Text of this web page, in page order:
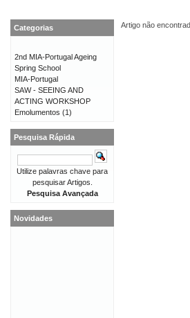
Artigo não
Categorias
2nd MIA-Portugal Ageing
Spring School
MIA-Portugal
SAW - SEEING AND
ACTING WORKSHOP
Emolumentos (1)
Pesquisa Rápida
Utilize palavras chave para
pesquisar Artigos.
Pesquisa Avançada
Novidades